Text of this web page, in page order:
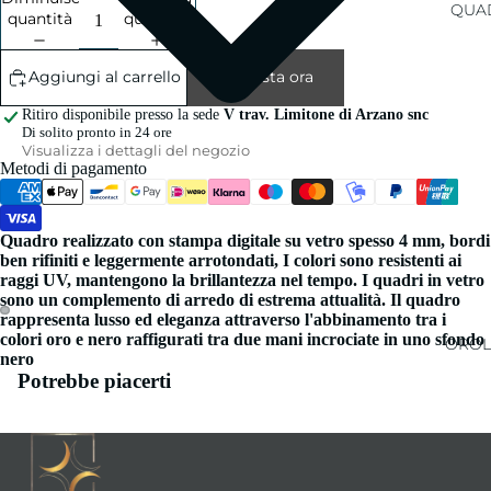
quantità
quantità
Aggiungi al carrello Acquista ora
Ritiro disponibile presso la sede V trav. Limitone di Arzano snc
Di solito pronto in 24 ore
Visualizza i dettagli del negozio
Metodi di pagamento
Quadro realizzato con stampa digitale su vetro spesso 4 mm, bordi
ben rifiniti e leggermente arrotondati, I colori sono resistenti ai
raggi UV, mantengono la brillantezza nel tempo. I quadri in vetro
sono un complemento di arredo di estrema attualità. Il quadro
rappresenta lusso ed eleganza attraverso l'abbinamento tra i
colori oro e nero raffigurati tra due mani incrociate in uno sfondo
nero
Potrebbe piacerti